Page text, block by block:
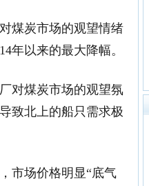
煤炭市场的观望情绪
年以来的最大降幅。
对煤炭市场的观望氛
致北上的船只需求极
市场价格明显“底气